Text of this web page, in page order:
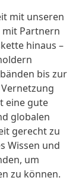
mit unseren
Partnern
hinaus –
bis zur
eine gute
globalen
gerecht zu
Wissen und
um
zu können.